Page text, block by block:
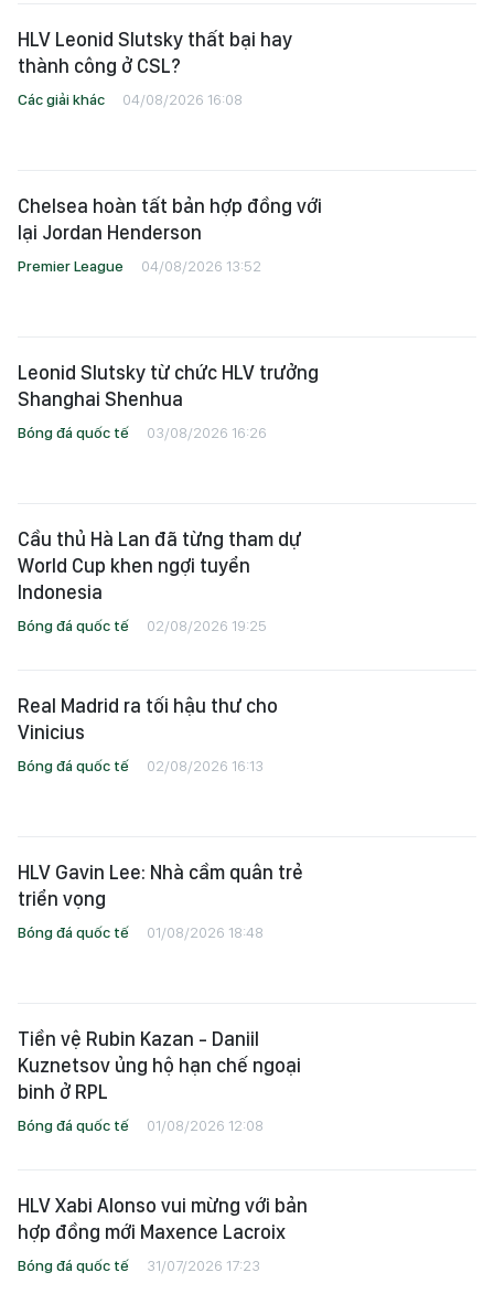
HLV Leonid Slutsky thất bại hay
thành công ở CSL?
Các giải khác 04/08/2026 16:08
Chelsea hoàn tất bản hợp đồng với
lại Jordan Henderson
Premier League 04/08/2026 13:52
Leonid Slutsky từ chức HLV trưởng
Shanghai Shenhua
Bóng đá quốc tế 03/08/2026 16:26
Cầu thủ Hà Lan đã từng tham dự
World Cup khen ngợi tuyển
Indonesia
Bóng đá quốc tế 02/08/2026 19:25
Real Madrid ra tối hậu thư cho
Vinicius
Bóng đá quốc tế 02/08/2026 16:13
HLV Gavin Lee: Nhà cầm quân trẻ
triển vọng
Bóng đá quốc tế 01/08/2026 18:48
Tiền vệ Rubin Kazan - Daniil
Kuznetsov ủng hộ hạn chế ngoại
binh ở RPL
Bóng đá quốc tế 01/08/2026 12:08
HLV Xabi Alonso vui mừng với bản
hợp đồng mới Maxence Lacroix
Bóng đá quốc tế 31/07/2026 17:23